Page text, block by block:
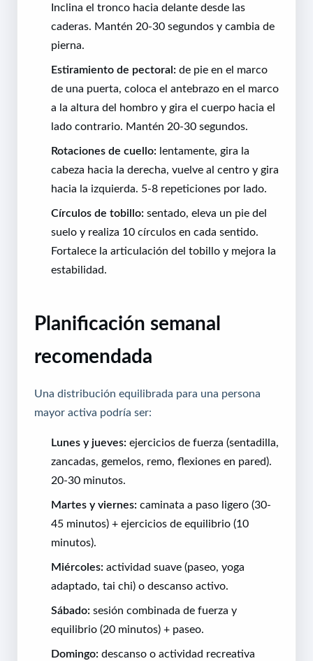
Inclina el tronco hacia delante desde las
caderas. Mantén 20-30 segundos y cambia de
pierna.
Estiramiento de pectoral: de pie en el marco
de una puerta, coloca el antebrazo en el marco
a la altura del hombro y gira el cuerpo hacia el
lado contrario. Mantén 20-30 segundos.
Rotaciones de cuello: lentamente, gira la
cabeza hacia la derecha, vuelve al centro y gira
hacia la izquierda. 5-8 repeticiones por lado.
Círculos de tobillo: sentado, eleva un pie del
suelo y realiza 10 círculos en cada sentido.
Fortalece la articulación del tobillo y mejora la
estabilidad.
Planificación semanal
recomendada
Una distribución equilibrada para una persona
mayor activa podría ser:
Lunes y jueves: ejercicios de fuerza (sentadilla,
zancadas, gemelos, remo, flexiones en pared).
20-30 minutos.
Martes y viernes: caminata a paso ligero (30-
45 minutos) + ejercicios de equilibrio (10
minutos).
Miércoles: actividad suave (paseo, yoga
adaptado, tai chi) o descanso activo.
Sábado: sesión combinada de fuerza y
equilibrio (20 minutos) + paseo.
Domingo: descanso o actividad recreativa